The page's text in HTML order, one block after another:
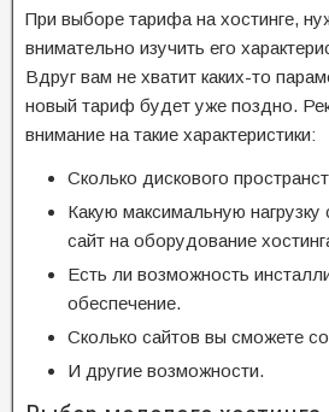
При выборе тарифа на хостинге,
внимательно изучить его
Вдруг вам не хватит каких-то
новый тариф будет уже поздно.
внимание на такие характеристики:
Сколько дискового
Какую максимальную
сайт на оборудование
Есть ли возможность
обеспечение.
Сколько сайтов вы сможете
И другие возможности.